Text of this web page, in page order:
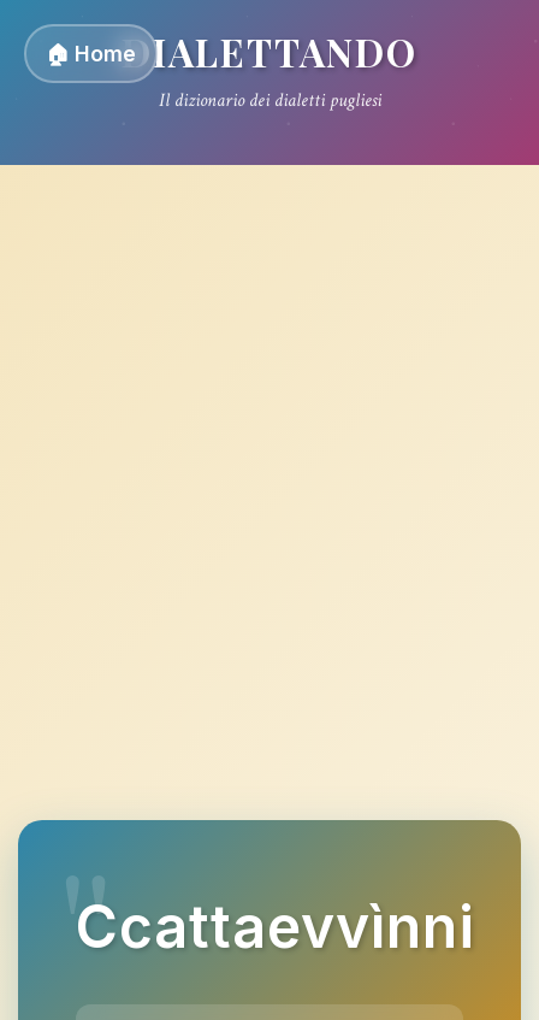
🏠 HomeDIALETTANDO
Il dizionario dei dialetti pugliesi
Ccattaevvìnni